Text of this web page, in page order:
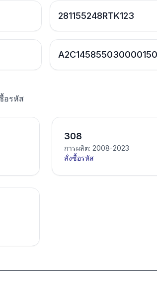
281155248RTK123
อรหัส
308
การผลิต: 2008-2023
สั่งซื้อรหัส